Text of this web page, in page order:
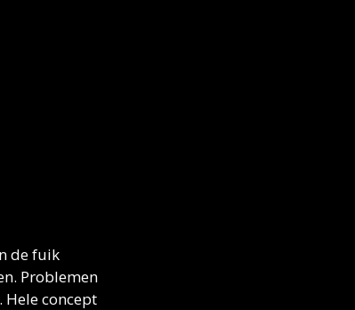
de fuik
Problemen
Hele concept